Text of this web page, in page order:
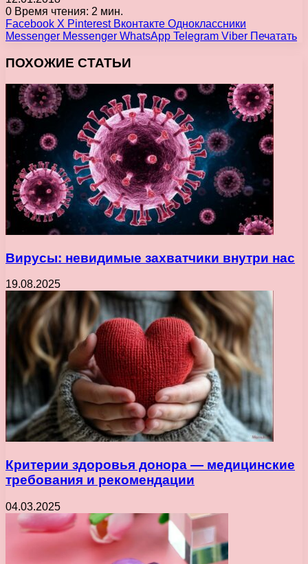
0 Время чтения: 2 мин.
Facebook X Pinterest Вконтакте Одноклассники
Messenger Messenger WhatsApp Telegram Viber Печатать
ПОХОЖИЕ СТАТЬИ
Вирусы: невидимые захватчики внутри нас
19.08.2025
Критерии здоровья донора — медицинские
требования и рекомендации
04.03.2025